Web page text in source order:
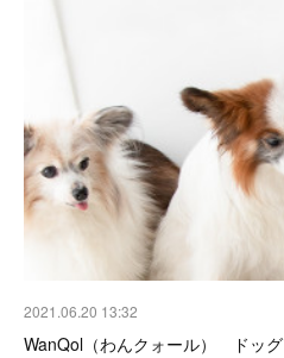
2021.06.20 13:32
WanQol（わんクォール） ドッ